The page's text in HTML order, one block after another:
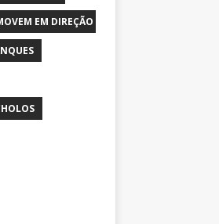
EM DIREÇÃO AO PERSONAGEM E